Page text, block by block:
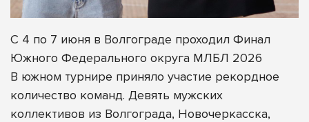
С 4 по 7 июня в Волгограде проходил Финал
Южного Федерального округа МЛБЛ 2026
В южном турнире приняло участие рекордное
количество команд. Девять мужских
коллективов из Волгограда, Новочеркасска,